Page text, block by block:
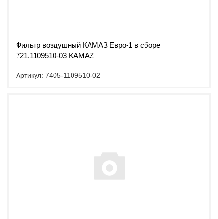
Фильтр воздушный КАМАЗ Евро-1 в сборе
721.1109510-03 KAMAZ
Артикул: 7405-1109510-02